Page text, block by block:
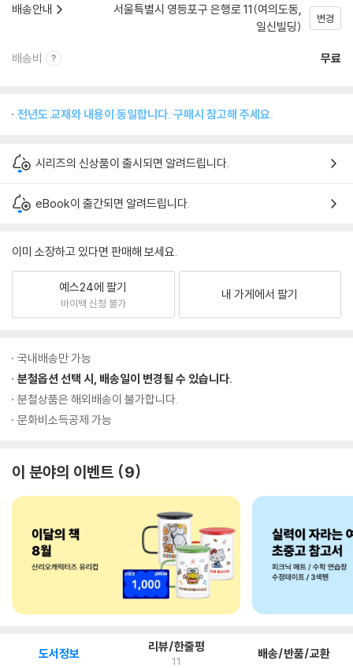
배송안내
서울특별시 영등포구 은행로 11(여의도동,
일신빌딩)
변경
배송비 무료
전년도 교재와 내용이 동일합니다. 구매시 참고해 주세요.
시리즈의 신상품이 출시되면 알려드립니다.
eBook이 출간되면 알려드립니다.
이미 소장하고 있다면 판매해 보세요.
예스24에 팔기
바이백 신청 불가
내 가게에서 팔기
국내배송만 가능
분철옵션 선택 시, 배송일이 변경될 수 있습니다.
분철상품은 해외배송이 불가합니다.
문화비소득공제 가능
이 분야의 이벤트 9
도서정보 리뷰/한줄평
11 배송/반품/교환